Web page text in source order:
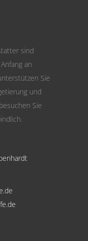
sind
an
Sie
und
Sie